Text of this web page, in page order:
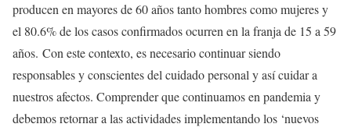
producen en mayores de 60 años tanto hombres como mujeres y
el 80.6% de los casos confirmados ocurren en la franja de 15 a 59
años. Con este contexto, es necesario continuar siendo
responsables y conscientes del cuidado personal y así cuidar a
nuestros afectos. Comprender que continuamos en pandemia y
debemos retornar a las actividades implementando los ‘nuevos